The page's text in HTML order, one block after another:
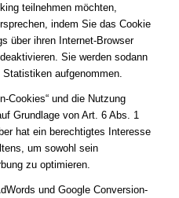
teilnehmen möchten,
indem Sie das Cookie
über ihren Internet-Browser
Sie werden sodann
aufgenommen.
Cookies“ und die Nutzung
Grundlage von Art. 6 Abs. 1
hat ein berechtigtes Interesse
um sowohl sein
zu optimieren.
und Google Conversion-